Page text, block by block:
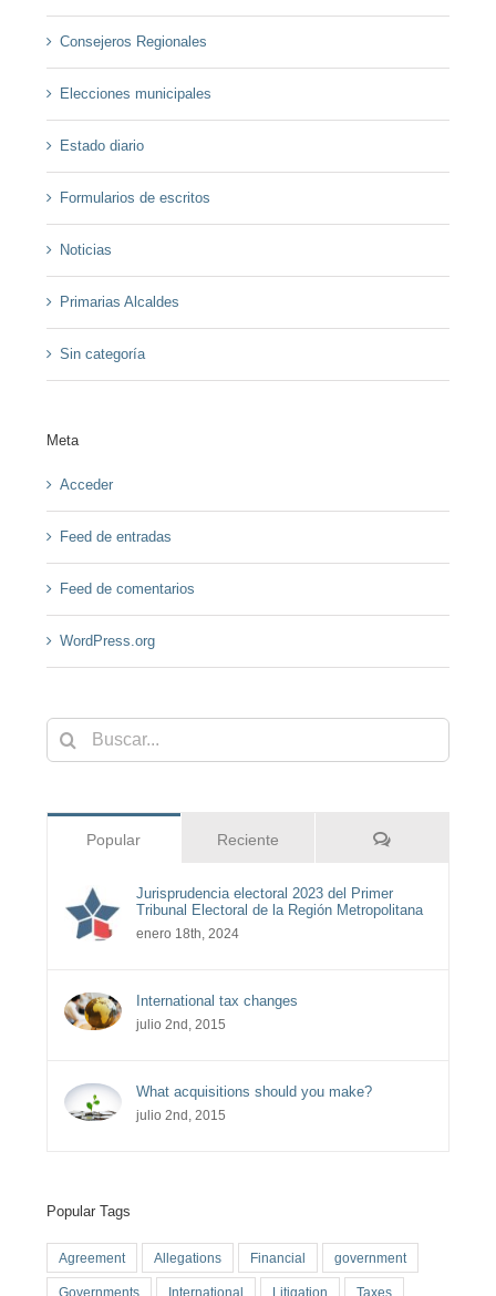
Consejeros Regionales
Elecciones municipales
Estado diario
Formularios de escritos
Noticias
Primarias Alcaldes
Sin categoría
Meta
Acceder
Feed de entradas
Feed de comentarios
WordPress.org
Buscar:
Popular Reciente Comentarios
Jurisprudencia electoral 2023 del Primer
Tribunal Electoral de la Región Metropolitana
enero 18th, 2024
International tax changes
julio 2nd, 2015
What acquisitions should you make?
julio 2nd, 2015
Popular Tags
Agreement Allegations Financial government
Governments International Litigation Taxes